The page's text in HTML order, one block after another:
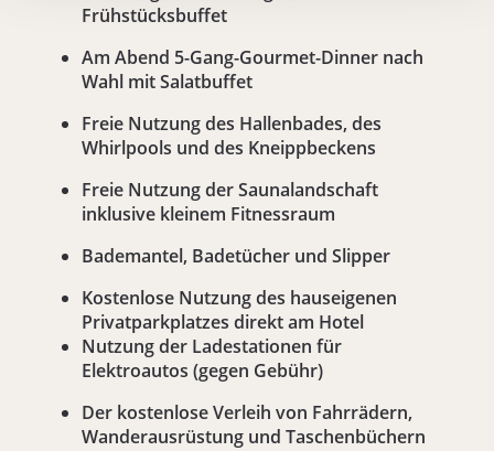
Frühstücksbuffet
Am Abend 5-Gang-Gourmet-Dinner nach
Wahl mit Salatbuffet
Freie Nutzung des Hallenbades, des
Whirlpools und des Kneippbeckens
Freie Nutzung der Saunalandschaft
inklusive kleinem Fitnessraum
Bademantel, Badetücher und Slipper
Kostenlose Nutzung des hauseigenen
Privatparkplatzes direkt am Hotel
Nutzung der Ladestationen für
Elektroautos (gegen Gebühr)
Der kostenlose Verleih von Fahrrädern,
Wanderausrüstung und Taschenbüchern